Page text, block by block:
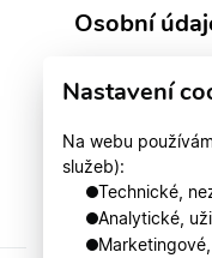
Osobní
Identifikační
Registrován v
Nastavení
Na webu
služeb):
Technické,
Analytické,